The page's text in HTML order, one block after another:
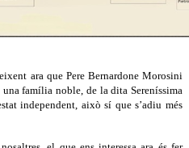
ara que Pere Bernardone Morosini
família noble, de la dita Sereníssima
independent, això sí que s’adiu més